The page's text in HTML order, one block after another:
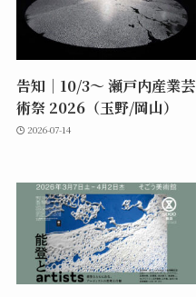
告知｜10/3〜 瀬戸内産業芸
術祭 2026（玉野/岡山）
2026-07-14